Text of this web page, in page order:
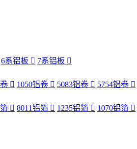
6系铝板 7系铝板
1050铝卷 5083铝卷 5754铝卷
8011铝箔 1235铝箔 1070铝箔